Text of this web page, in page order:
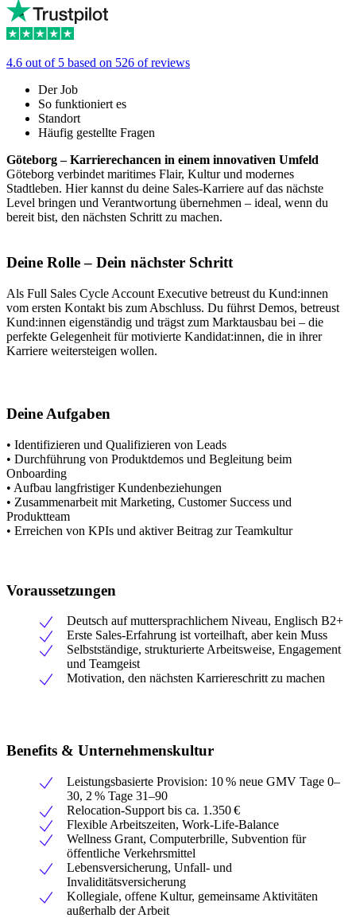
4.6 out of 5 based on 526 of reviews
Der Job
So funktioniert es
Standort
Häufig gestellte Fragen
Göteborg – Karrierechancen in einem innovativen Umfeld
Göteborg verbindet maritimes Flair, Kultur und modernes
Stadtleben. Hier kannst du deine Sales-Karriere auf das nächste
Level bringen und Verantwortung übernehmen – ideal, wenn du
bereit bist, den nächsten Schritt zu machen.
Deine Rolle – Dein nächster Schritt
Als Full Sales Cycle Account Executive betreust du Kund:innen
vom ersten Kontakt bis zum Abschluss. Du führst Demos, betreust
Kund:innen eigenständig und trägst zum Marktausbau bei – die
perfekte Gelegenheit für motivierte Kandidat:innen, die in ihrer
Karriere weitersteigen wollen.
Deine Aufgaben
• Identifizieren und Qualifizieren von Leads
• Durchführung von Produktdemos und Begleitung beim
Onboarding
• Aufbau langfristiger Kundenbeziehungen
• Zusammenarbeit mit Marketing, Customer Success und
Produktteam
• Erreichen von KPIs und aktiver Beitrag zur Teamkultur
Voraussetzungen
Deutsch auf muttersprachlichem Niveau, Englisch B2+
Erste Sales-Erfahrung ist vorteilhaft, aber kein Muss
Selbstständige, strukturierte Arbeitsweise, Engagement
und Teamgeist
Motivation, den nächsten Karriereschritt zu machen
Benefits & Unternehmenskultur
Leistungsbasierte Provision: 10 % neue GMV Tage 0–
30, 2 % Tage 31–90
Relocation-Support bis ca. 1.350 €
Flexible Arbeitszeiten, Work-Life-Balance
Wellness Grant, Computerbrille, Subvention für
öffentliche Verkehrsmittel
Lebensversicherung, Unfall- und
Invaliditätsversicherung
Kollegiale, offene Kultur, gemeinsame Aktivitäten
außerhalb der Arbeit